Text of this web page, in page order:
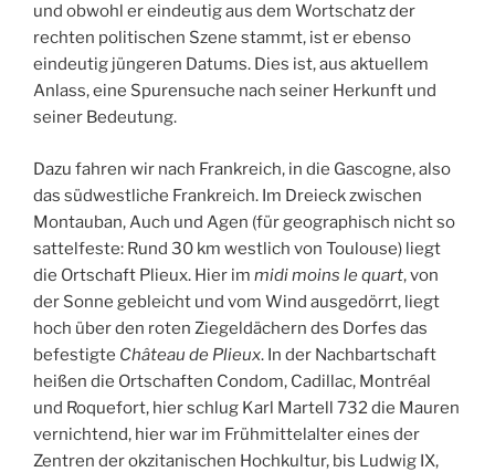
und obwohl er eindeutig aus dem Wortschatz der
rechten politischen Szene stammt, ist er ebenso
eindeutig jüngeren Datums. Dies ist, aus aktuellem
Anlass, eine Spurensuche nach seiner Herkunft und
seiner Bedeutung.
Dazu fahren wir nach Frankreich, in die Gascogne, also
das südwestliche Frankreich. Im Dreieck zwischen
Montauban, Auch und Agen (für geographisch nicht so
sattelfeste: Rund 30 km westlich von Toulouse) liegt
die Ortschaft Plieux. Hier im midi moins le quart, von
der Sonne gebleicht und vom Wind ausgedörrt, liegt
hoch über den roten Ziegeldächern des Dorfes das
befestigte Château de Plieux. In der Nachbartschaft
heißen die Ortschaften Condom, Cadillac, Montréal
und Roquefort, hier schlug Karl Martell 732 die Mauren
vernichtend, hier war im Frühmittelalter eines der
Zentren der okzitanischen Hochkultur, bis Ludwig IX,